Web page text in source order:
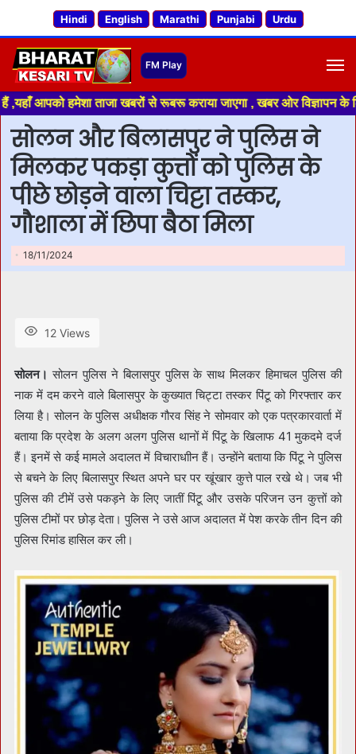
Hindi English Marathi Punjabi Urdu
हमेशा ताजा खबरों से रूबरू कराया जाएगा , खबर ओर विज्ञापन के लिए
सोलन और बिलासपुर ने पुलिस ने
मिलकर पकड़ा कुत्तों को पुलिस के
पीछे छोड़ने वाला चिट्टा तस्कर,
गौशाला में छिपा बैठा मिला
18/11/2024
12 Views
सोलन। सोलन पुलिस ने बिलासपुर पुलिस के साथ मिलकर हिमाचल पुलिस की
नाक में दम करने वाले बिलासपुर के कुख्यात चिट्टा तस्कर पिंटू को गिरफ्तार कर
लिया है। सोलन के पुलिस अधीक्षक गौरव सिंह ने सोमवार को एक पत्रकारवार्ता में
बताया कि प्रदेश के अलग अलग पुलिस थानों में पिंटू के खिलाफ 41 मुकदमे दर्ज
हैं। इनमें से कई मामले अदालत में विचाराधाीन हैं। उन्होंने बताया कि पिंटू ने पुलिस
से बचने के लिए बिलासपुर स्थित अपने घर पर खूंखार कुत्ते पाल रखे थे। जब भी
पुलिस की टीमें उसे पकड़ने के लिए जातीं पिंटू और उसके परिजन उन कुत्तों को
पुलिस टीमों पर छोड़ देता। पुलिस ने उसे आज अदालत में पेश करके तीन दिन की
पुलिस रिमांड हासिल कर ली।